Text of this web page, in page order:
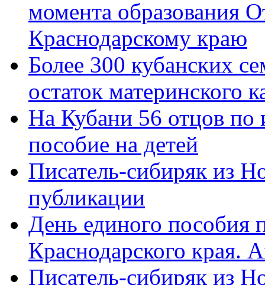
момента образования
Краснодарскому краю
Более 300 кубанских
остаток материнского
На Кубани 56 отцов по
пособие на детей
Писатель-сибиряк из
публикации
День единого пособия
Краснодарского края.
Писатель-сибиряк из